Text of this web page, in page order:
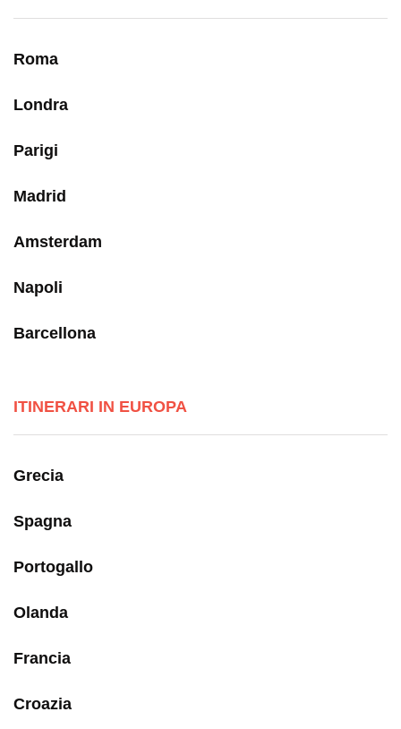
Roma
Londra
Parigi
Madrid
Amsterdam
Napoli
Barcellona
ITINERARI IN EUROPA
Grecia
Spagna
Portogallo
Olanda
Francia
Croazia